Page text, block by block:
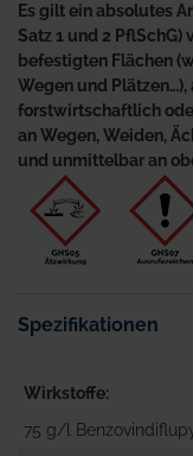
Es gilt ein absolutes
Satz 1 und 2
befestigten Flächen
Wegen und
forstwirtschaftlich
an Wegen, Weiden,
und unmittelbar an
Spezifikationen
Wirkstoffe
75 g/l